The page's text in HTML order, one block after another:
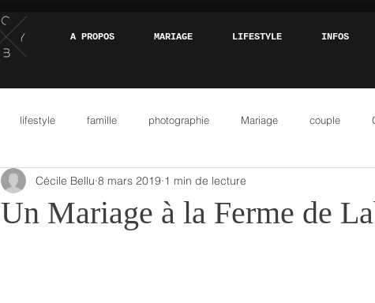
A PROPOS MARIAGE LIFESTYLE INFOS
lifestyle famille photographie Mariage couple
Un Mariage à la Ferme de
Cécile Bellu 8 mars 2019 1 min de lecture